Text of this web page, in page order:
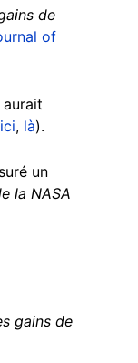
de
of
ici, là).
un
la NASA
gains de